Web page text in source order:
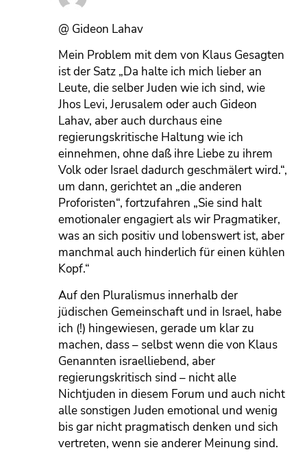
@ Gideon Lahav
Mein Problem mit dem von Klaus Gesagten
ist der Satz „Da halte ich mich lieber an
Leute, die selber Juden wie ich sind, wie
Jhos Levi, Jerusalem oder auch Gideon
Lahav, aber auch durchaus eine
regierungskritische Haltung wie ich
einnehmen, ohne daß ihre Liebe zu ihrem
Volk oder Israel dadurch geschmälert wird.“,
um dann, gerichtet an „die anderen
Proforisten“, fortzufahren „Sie sind halt
emotionaler engagiert als wir Pragmatiker,
was an sich positiv und lobenswert ist, aber
manchmal auch hinderlich für einen kühlen
Kopf.“
Auf den Pluralismus innerhalb der
jüdischen Gemeinschaft und in Israel, habe
ich (!) hingewiesen, gerade um klar zu
machen, dass – selbst wenn die von Klaus
Genannten israelliebend, aber
regierungskritisch sind – nicht alle
Nichtjuden in diesem Forum und auch nicht
alle sonstigen Juden emotional und wenig
bis gar nicht pragmatisch denken und sich
vertreten, wenn sie anderer Meinung sind.